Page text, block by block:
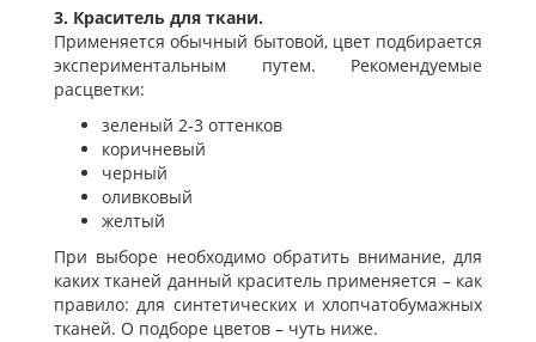
3. Краситель для ткани.
Применяется обычный бытовой, цвет подбирается
экспериментальным путем. Рекомендуемые
расцветки:
зеленый 2-3 оттенков
коричневый
черный
оливковый
желтый
При выборе необходимо обратить внимание, для
каких тканей данный краситель применяется – как
правило: для синтетических и хлопчатобумажных
тканей. О подборе цветов – чуть ниже.